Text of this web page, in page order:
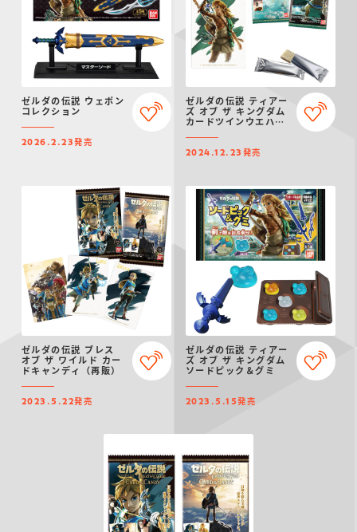
ズ
PROJECT R.E.D.・
スーパー戦隊シリー
ズ
ガンダムシリーズ
ポケットモンスター
アンパンマン
サンリオキャラクタ
ーズ
たまご
つりグミ
にふぉるめーしょん
＆スクエアシール
SMPシリーズ
ポケモンスケールワ
ールド
キャラデコ
ゼルダの伝説 ウェポン
コレクション
2026.2.23発売
ゼルダの伝説 ティアー
ズ オブ ザ キングダム
カードツインウエハー
2024.12.23 発売
ゼルダの伝説 ブレス
オブ ザ ワイルド カー
ドキャンディ（再販）
2023.5.22発売
ゼルダの伝説 ティアー
ズ オブ ザ キングダム
ソードピック＆グミ
2023.5.15発売